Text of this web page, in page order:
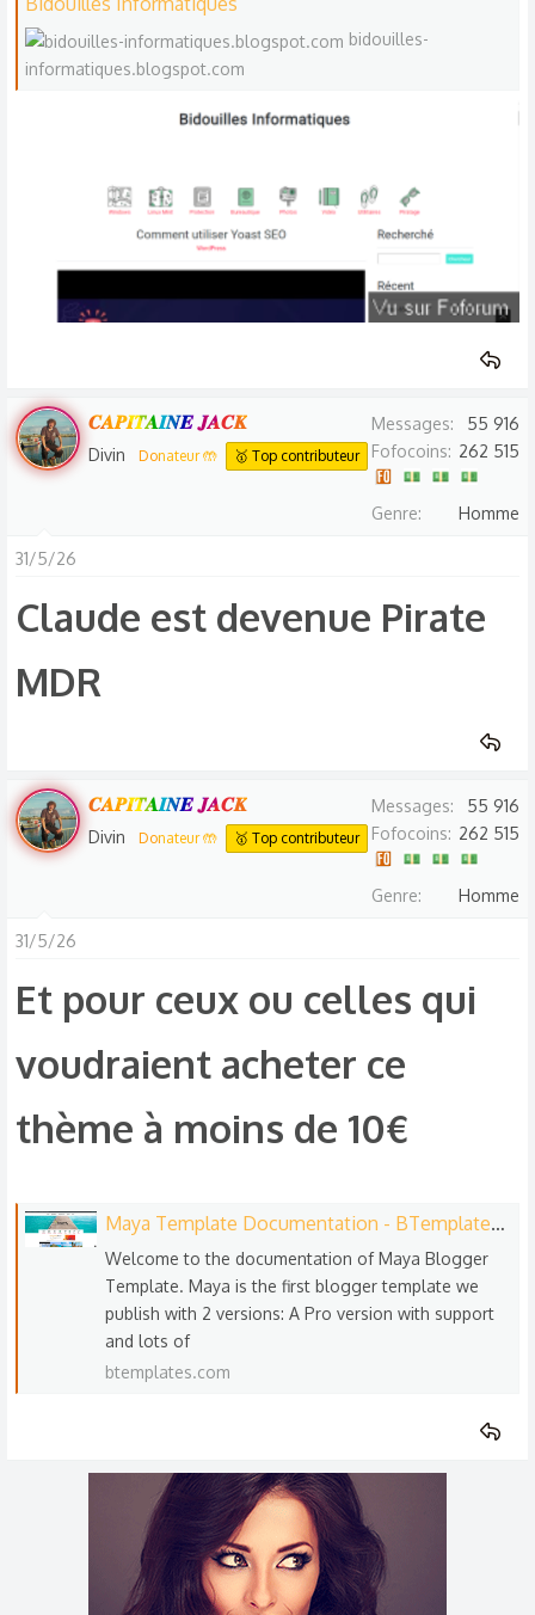
bidouilles-
informatiques.blogspot.com
𝑪𝑨𝑷𝑰𝑻𝑨𝑰𝑵𝑬 𝑱𝑨𝑪𝑲
Divin Donateur 🤲 🥇 Top contributeur
Messages
55 916
Fofocoins
262 515
Genre Homme
31/5/26
Claude est devenue Pirate
MDR​
𝑪𝑨𝑷𝑰𝑻𝑨𝑰𝑵𝑬 𝑱𝑨𝑪𝑲
Divin Donateur 🤲 🥇 Top contributeur
Messages
55 916
Fofocoins
262 515
Genre Homme
31/5/26
Et pour ceux ou celles qui
voudraient acheter ce
thème à moins de 10€​
Maya Template Documentation - BTemplates Blog
Welcome to the documentation of Maya Blogger
Template. Maya is the first blogger template we
publish with 2 versions: A Pro version with support
and lots of
btemplates.com